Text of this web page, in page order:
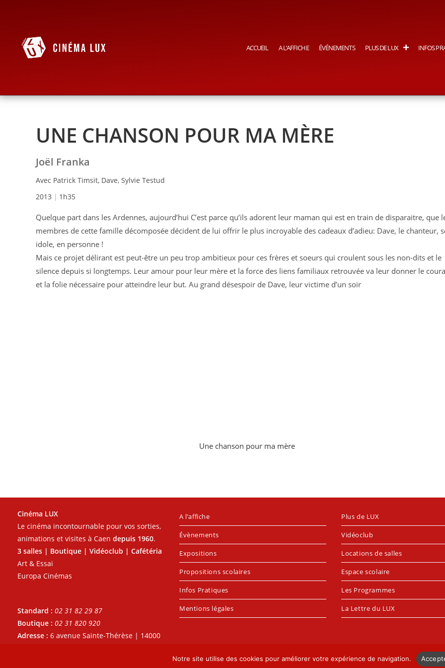
ACCUEIL A L’AFFICHE ÉVÉNEMENTS PLUS DE LUX INFOS
UNE CHANSON POUR MA MÈRE
Joël Franka
Avec Patrick Timsit, Dave, Sylvie Testud
2013
1h35
Quelque part dans les Ardennes, aujourd’hui C’est parce qu’ils adorent leur maman qui est en train de disparaitre, que
membres de cette famille décomposée décident de lui offrir le plus incroyable des cadeaux d’adieu: Dave, le chanteur,
idole, en personne !
Mais ce projet délirant est peut-être un peu trop ambitieux pour ces frères et soeurs qui croulent sous les non-dits et le
silence depuis si longtemps. Leur amour pour leur mère et la force des liens familiaux retrouvée va leur donner le
et la folie nécessaire pour atteindre leur but. Au grand désespoir de Dave, leur victime d’un soir
Une chanson pour ma mère
Cinéma LUX
Le cinéma incontournable pour vos sorties,
animations et visites à Caen depuis 1960.
3 salles | Boutique | Vidéoclub | Cafétéria
Art & Essai
Europa Cinémas
Standard : 02 31 82 29 87
Boutique : 02 31 820 920
Adresse : 6 avenue Sainte-Thérèse | 14000
A l’affiche
Évènements
Expositions
Propositions scolaires
Infos Pratiques
Mentions légales
Plus de LUX
Vidéoclub
Locations de salles
Espace scolaire
Les Programmes
La Lettre du LUX
Notre site utilise des cookies pour améliorer votre expérience de navigation.